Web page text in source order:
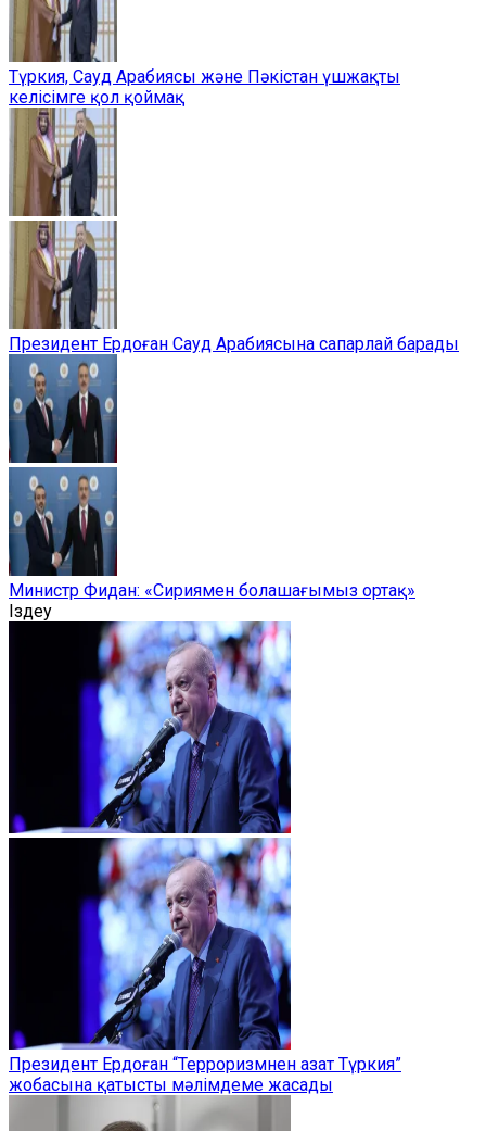
Түркия, Сауд Арабиясы және Пәкістан үшжақты
келісімге қол қоймақ
Президент Ердоған Сауд Арабиясына сапарлай барады
Министр Фидан: «Сириямен болашағымыз ортақ»
Іздеу
Президент Ердоған “Терроризмнен азат Түркия”
жобасына қатысты мәлімдеме жасады